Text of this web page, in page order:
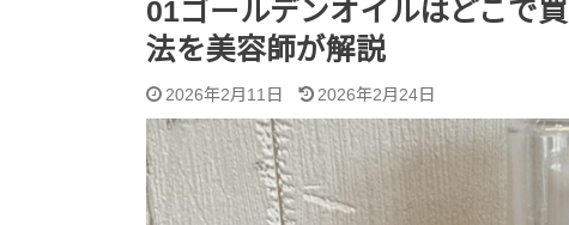
01ゴールデンオイルはどこで
法を美容師が解説
2026年2月11日 2026年2月24日